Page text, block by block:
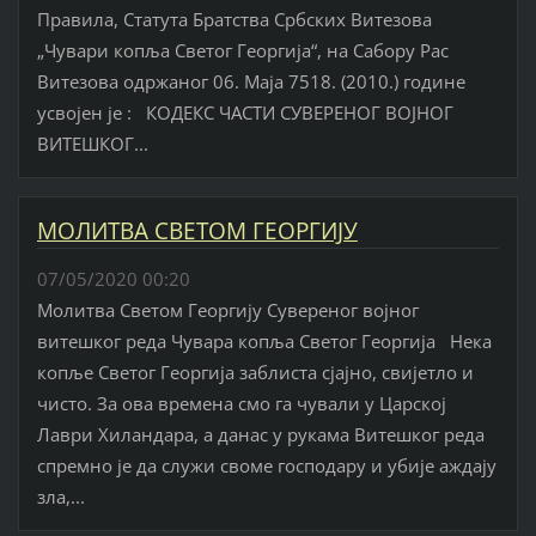
Правила, Статута Братства Србских Витезова
„Чувари копља Светог Георгија“, на Сабору Рас
Витезова одржаног 06. Маја 7518. (2010.) године
усвојен је : КОДЕКС ЧАСТИ СУВЕРЕНОГ ВОЈНОГ
ВИТЕШКОГ...
МОЛИТВА СВЕТОМ ГЕОРГИЈУ
07/05/2020 00:20
Молитва Светом Георгију Сувереног војног
витешког реда Чувара копља Светог Георгија Нека
копље Светог Георгија заблиста сјајно, свијетло и
чисто. За ова времена смо га чували у Царској
Лаври Хиландара, а данас у рукама Витешког реда
спремно је да служи своме господару и убије аждају
зла,...